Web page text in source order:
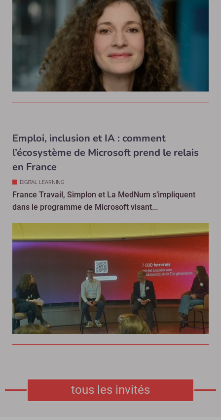
Emploi, inclusion et IA : comment
l’écosystème de Microsoft prend le relais
en France
DIGITAL LEARNING
France Travail, Simplon et La MedNum s’impliquent
dans le programme de Microsoft visant...
tous les invités